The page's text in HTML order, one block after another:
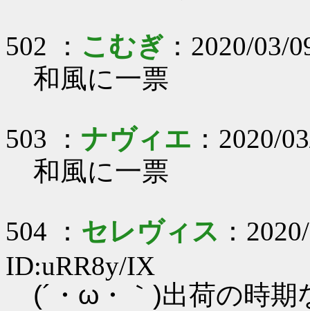
502 ： こむぎ ：2020/03/
和風に一票
503 ： ナヴィエ ：2020/
和風に一票
504 ： セレヴィス ：
ID:uRR8y/IX
(´・ω・｀)出荷の時